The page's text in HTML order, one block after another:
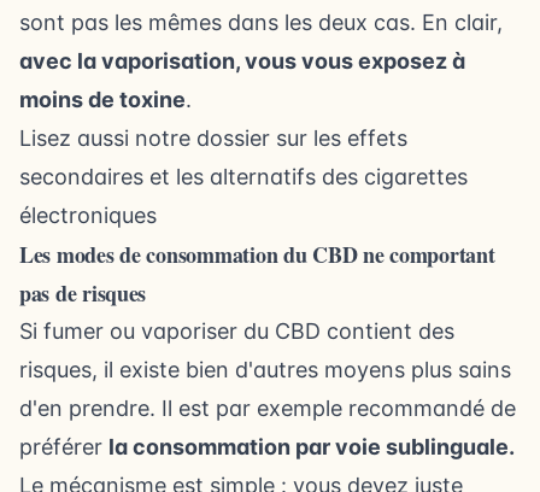
sont pas les mêmes dans les deux cas. En clair,
avec la vaporisation, vous vous exposez à
moins de toxine.
Lisez aussi notre dossier sur les effets
secondaires et les alternatifs des cigarettes
électroniques
Les modes de consommation du CBD ne comportant
pas de risques
Si fumer ou vaporiser du CBD contient des
risques, il existe bien d'autres moyens plus sains
d'en prendre. Il est par exemple recommandé de
préférer la consommation par voie sublinguale.
Le mécanisme est simple : vous devez juste